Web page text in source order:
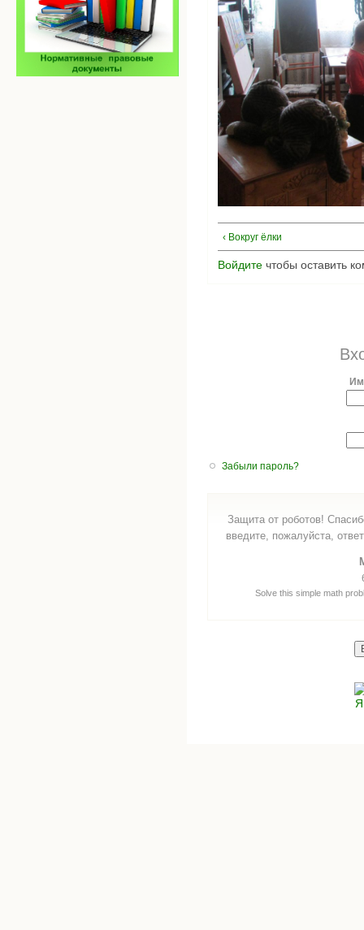
‹ Вокруг ёлки
Войдите чтобы оставить
Забыли пароль?
Защита от роботов!
введите, пожалуйста,
Solve this simple math